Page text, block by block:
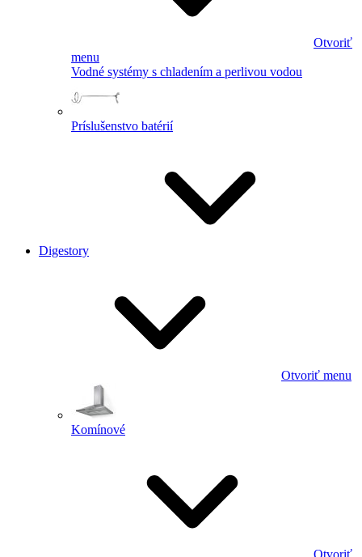
Otvoriť
menu
Vodné systémy s chladením a perlivou vodou
Príslušenstvo batérií
Digestory
Otvoriť menu
Komínové
Otvoriť